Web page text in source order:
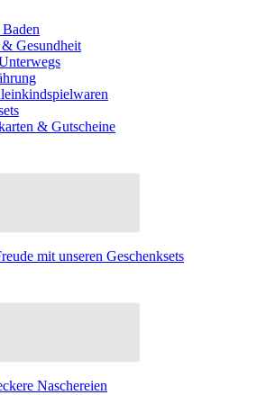
Gesundheit
& Gutscheine
mit unseren Geschenksets
Naschereien